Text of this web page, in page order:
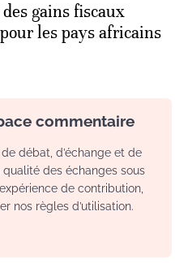
gains fiscaux
les pays africains
commentaire
débat, d’échange et de
des échanges sous
de contribution,
nos règles d’utilisation.